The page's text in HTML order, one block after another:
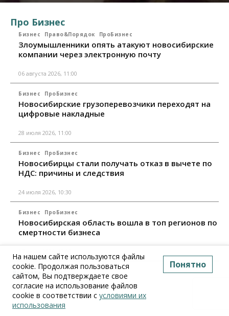
Про Бизнес
Бизнес Право&Порядок ПроБизнес
Злоумышленники опять атакуют новосибирские
компании через электронную почту
06 августа 2026, 11:00
Бизнес ПроБизнес
Новосибирские грузоперевозчики переходят на
цифровые накладные
28 июля 2026, 11:00
Бизнес ПроБизнес
Новосибирцы стали получать отказ в вычете по
НДС: причины и следствия
24 июля 2026, 10:30
Бизнес ПроБизнес
Новосибирская область вошла в топ регионов по
смертности бизнеса
Все материалы
На нашем сайте используются файлы
cookie. Продолжая пользоваться
сайтом, Вы подтверждаете свое
согласие на использование файлов
cookie в соответствии с условиями их
использования
Понятно